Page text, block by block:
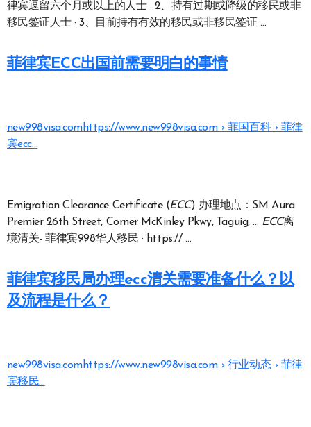
律宾逗留六个月或以上的人士 · 2、持有过期或降级的移民或非
移民签证人士 · 3、目前持有有效的移民或非移民签证 …
菲律宾ECC出国前需要明白的事情
new998visa.comhttps://www.new998visa.com › 菲国百科 › 菲律
宾ecc…
Emigration Clearance Certificate (ECC) 办理地点：SM Aura
Premier 26th Street, Corner McKinley Pkwy, Taguig, … ECC离
境清关- 菲律宾998华人移民 · https:// …
菲律宾移民局办理ecc清关需要准备什么？以
及流程是什么？
new998visa.comhttps://www.new998visa.com › 行业动态 › 菲律
宾移民…